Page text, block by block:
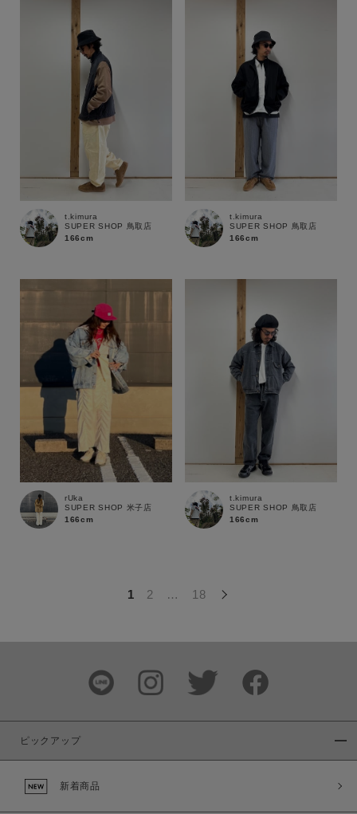
この条件で絞り込む
t.kimura
SUPER SHOP 鳥取店
166cm
t.kimura
SUPER SHOP 鳥取店
166cm
rUka
SUPER SHOP 米子店
166cm
t.kimura
SUPER SHOP 鳥取店
166cm
1 2 … 18
ピックアップ
新着商品